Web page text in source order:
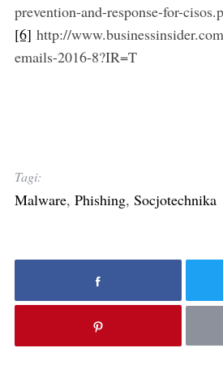
prevention-and-response-for-
[6] http://
emails-2016-8?IR=T
Tagi:
Malware, Phishing, Socjotechnika